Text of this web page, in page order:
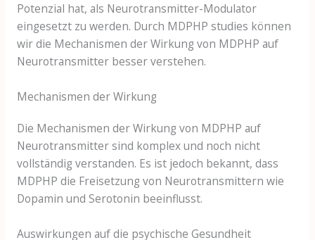
Potenzial hat, als Neurotransmitter-Modulator
eingesetzt zu werden. Durch MDPHP studies können
wir die Mechanismen der Wirkung von MDPHP auf
Neurotransmitter besser verstehen.
Mechanismen der Wirkung
Die Mechanismen der Wirkung von MDPHP auf
Neurotransmitter sind komplex und noch nicht
vollständig verstanden. Es ist jedoch bekannt, dass
MDPHP die Freisetzung von Neurotransmittern wie
Dopamin und Serotonin beeinflusst.
Auswirkungen auf die psychische Gesundheit